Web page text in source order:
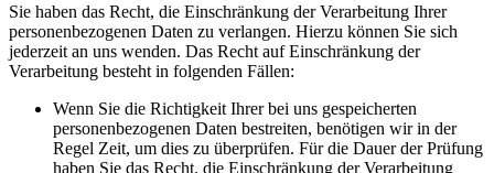
Sie haben das Recht, die Einschränkung der Verarbeitung Ihrer
personenbezogenen Daten zu verlangen. Hierzu können Sie sich
jederzeit an uns wenden. Das Recht auf Einschränkung der
Verarbeitung besteht in folgenden Fällen:
Wenn Sie die Richtigkeit Ihrer bei uns gespeicherten
personenbezogenen Daten bestreiten, benötigen wir in der
Regel Zeit, um dies zu überprüfen. Für die Dauer der Prüfung
haben Sie das Recht, die Einschränkung der Verarbeitung